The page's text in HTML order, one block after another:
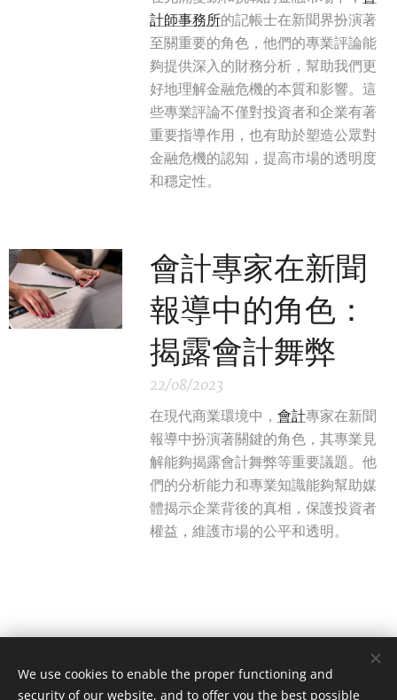
計師事務所的記帳士在新聞界扮演著
至關重要的角色，他們的專業評論能
夠提供深入的財務分析，幫助我們更
好地理解金融危機的本質和影響。這
些專業評論不僅對投資者和企業有著
重要指導作用，也有助於塑造公眾對
金融危機的認知，提高市場的透明度
和穩定性。
會計專家在新聞
報導中的角色：
揭露會計舞弊
22/08/2023
在現代商業環境中， 會計專家在新聞
報導中扮演著關鍵的角色，其專業見
解能夠揭露會計舞弊等重要議題。他
們的分析能力和專業知識能夠幫助媒
體揭示企業背後的真相，保護投資者
權益，維護市場的公平和透明。
We use cookies to enable the proper functioning and
security of our website, and to offer you the best possible